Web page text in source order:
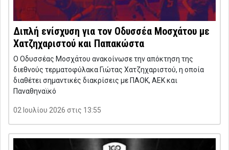
Διπλή ενίσχυση για τον Οδυσσέα Μοσχάτου με
Χατζηχαριστού και Παπακώστα
Ο Οδυσσέας Μοσχάτου ανακοίνωσε την απόκτηση της
διεθνούς τερματοφύλακα Γιώτας Χατζηχαριστού, η οποία
διαθέτει σημαντικές διακρίσεις με ΠΑΟΚ, ΑΕΚ και
Παναθηναϊκό
02 Ιουλίου 2026 στις 13:55